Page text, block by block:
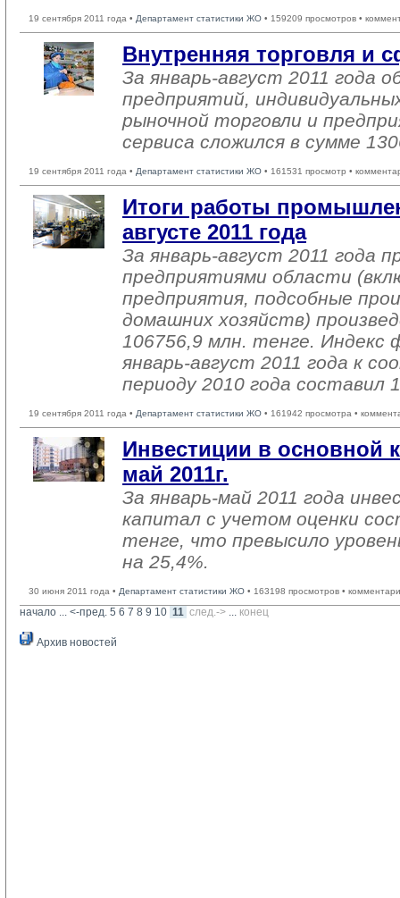
19 сентября 2011 года • Департамент статистики ЖО • 159209 просмотров •
Внутренняя торговля и
За январь-август 2011 года
предприятий,
рыночной торговли и
сервиса сложился в сумме
19 сентября 2011 года • Департамент статистики ЖО • 161531 просмотр •
Итоги работы
августе 2011 года
За январь-август 2011 года
предприятиями области
предприятия, подсобные
домашних хозяйств)
106756,9 млн. тенге. Индекс
январь-август 2011 года к
периоду 2010 года составил
19 сентября 2011 года • Департамент статистики ЖО • 161942 просмотра •
Инвестиции в основной
май 2011г.
За январь-май 2011 года
капитал с учетом оценки
тенге, что превысило
на 25,4%.
30 июня 2011 года • Департамент статистики ЖО • 163198 просмотров •
начало ... <-пред. 5 6 7 8 9 10 11 след.-> ... конец
Архив новостей